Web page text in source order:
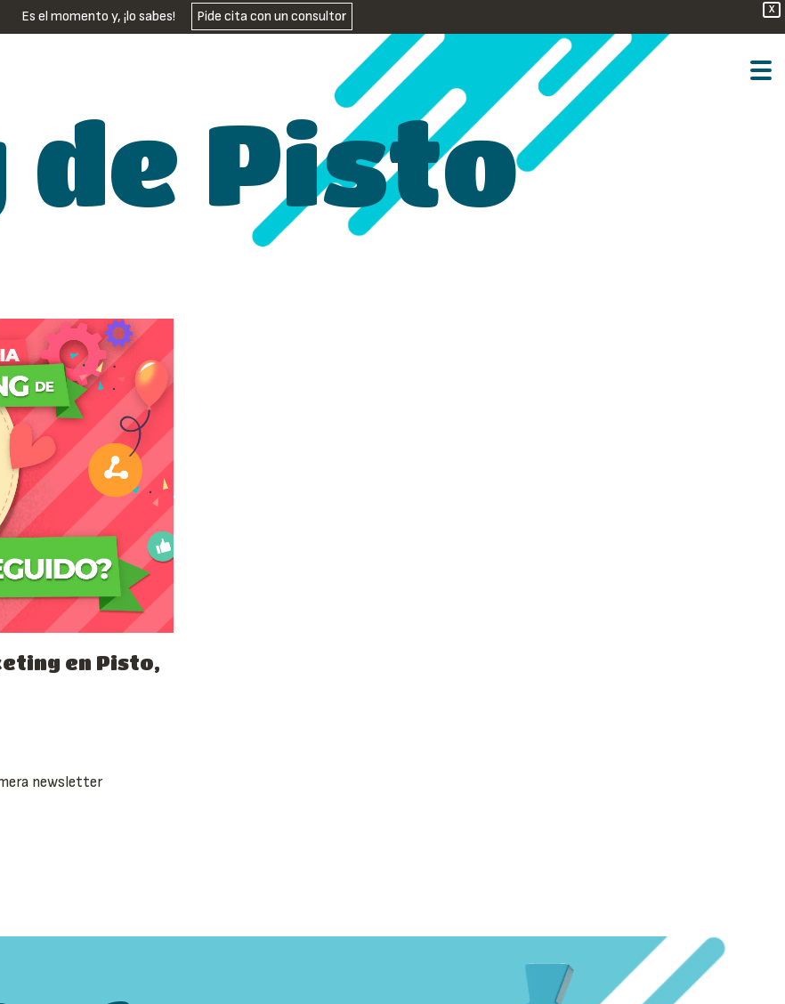
X
Es el momento y, ¡lo sabes! Pide cita con un consultor
de Pisto
en Pisto,
newsletter